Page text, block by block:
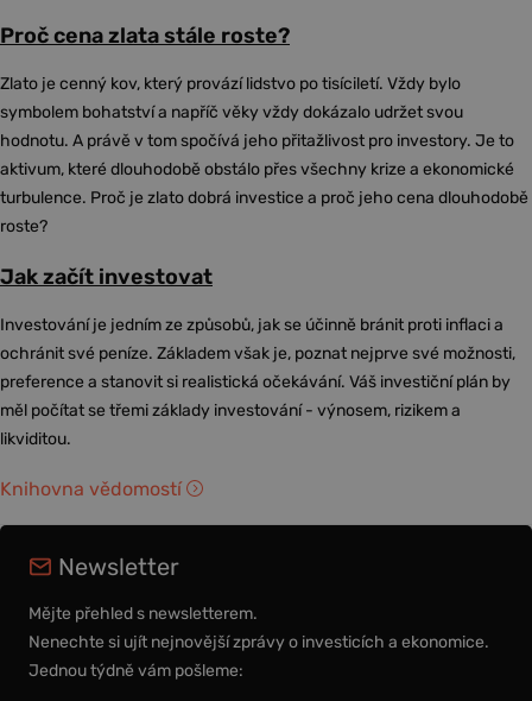
Proč cena zlata stále roste?
Zlato je cenný kov, který provází lidstvo po tisíciletí. Vždy bylo
symbolem bohatství a napříč věky vždy dokázalo udržet svou
hodnotu. A právě v tom spočívá jeho přitažlivost pro investory. Je to
aktivum, které dlouhodobě obstálo přes všechny krize a ekonomické
turbulence. Proč je zlato dobrá investice a proč jeho cena dlouhodobě
roste?
Jak začít investovat
Investování je jedním ze způsobů, jak se účinně bránit proti inflaci a
ochránit své peníze. Základem však je, poznat nejprve své možnosti,
preference a stanovit si realistická očekávání. Váš investiční plán by
měl počítat se třemi základy investování - výnosem, rizikem a
likviditou.
Knihovna vědomostí
Newsletter
Mějte přehled s newsletterem.
Nenechte si ujít nejnovější zprávy o investicích a ekonomice.
Jednou týdně vám pošleme: